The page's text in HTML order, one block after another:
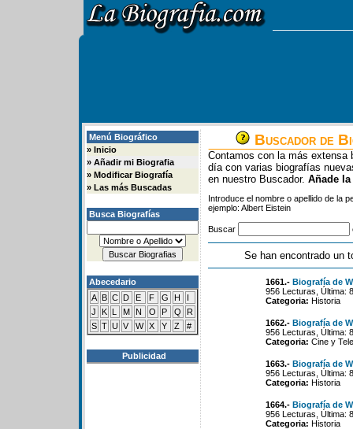
Menú Biográfico
» Inicio
» Añadir mi Biografia
» Modificar Biografía
» Las más Buscadas
Busca Biografías
Abecedario
A B C D E F G H
I
J
K L M N O P Q
R
S T U V W X Y Z #
Publicidad
Buscador de
Contamos con la más extensa
día con varias biografías
en nuestro Buscador. Añade
Introduce el nombre o apellido de la
ejemplo: Albert Eistein
Buscar
Se han encontrado un
1661.- Biografía de
956 Lecturas, Última:
Categoria: Historia
1662.- Biografía de
956 Lecturas, Última:
Categoria: Cine y
1663.- Biografía de
956 Lecturas, Última:
Categoria: Historia
1664.- Biografía de
956 Lecturas, Última:
Categoria: Historia